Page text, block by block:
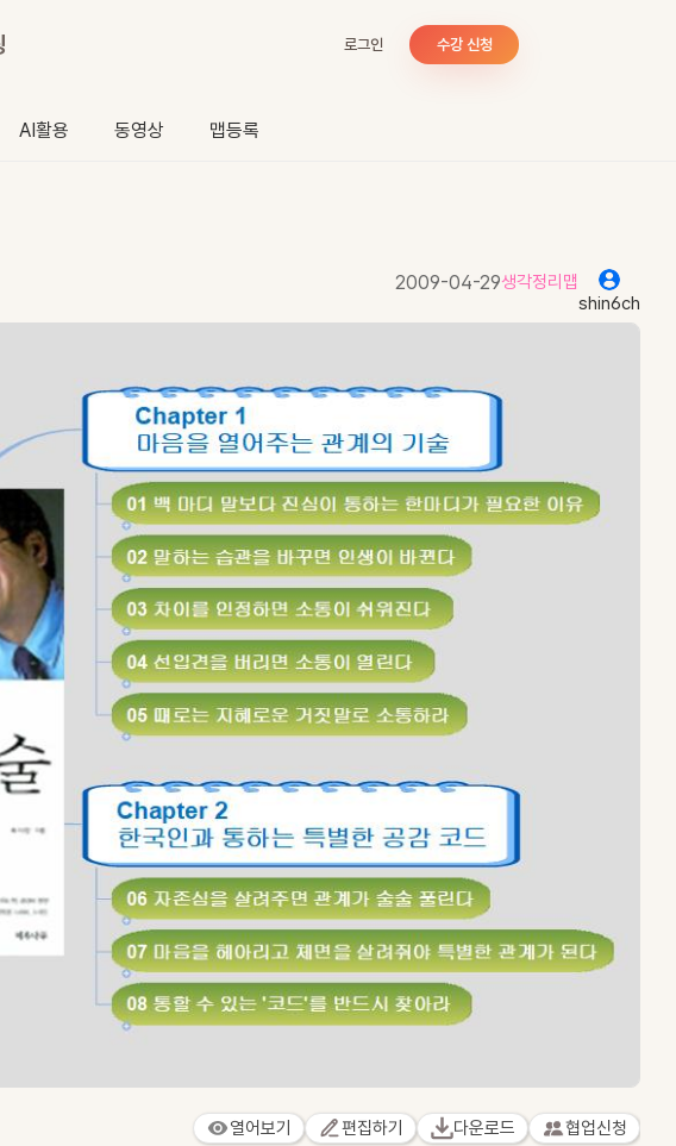
로그인 수강 신청
AI활용 동영상 맵등록
2009-04-29생각정리맵
shin6ch
열어보기 편집하기 다운로드 협업신청